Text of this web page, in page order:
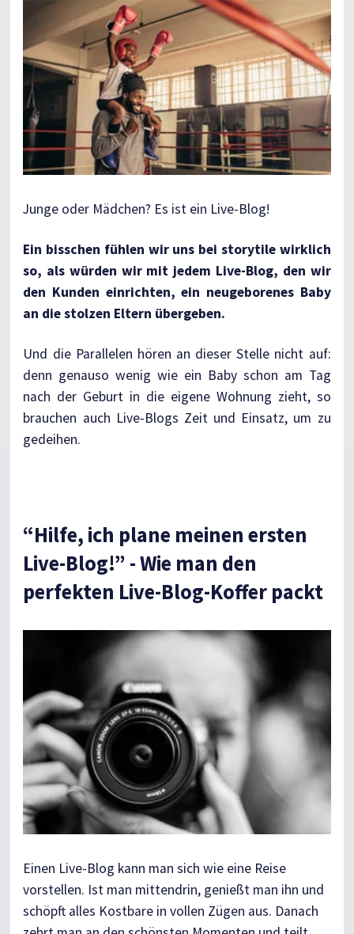
Junge oder Mädchen? Es ist ein Live-Blog!
Ein bisschen fühlen wir uns bei storytile wirklich
so, als würden wir mit jedem Live-Blog, den wir
den Kunden einrichten, ein neugeborenes Baby
an die stolzen Eltern übergeben.
Und die Parallelen hören an dieser Stelle nicht auf:
denn genauso wenig wie ein Baby schon am Tag
nach der Geburt in die eigene Wohnung zieht, so
brauchen auch Live-Blogs Zeit und Einsatz, um zu
gedeihen.
“Hilfe, ich plane meinen ersten
Live-Blog!” - Wie man den
perfekten Live-Blog-Koffer packt
Einen Live-Blog kann man sich wie eine Reise
vorstellen. Ist man mittendrin, genießt man ihn und
schöpft alles Kostbare in vollen Zügen aus. Danach